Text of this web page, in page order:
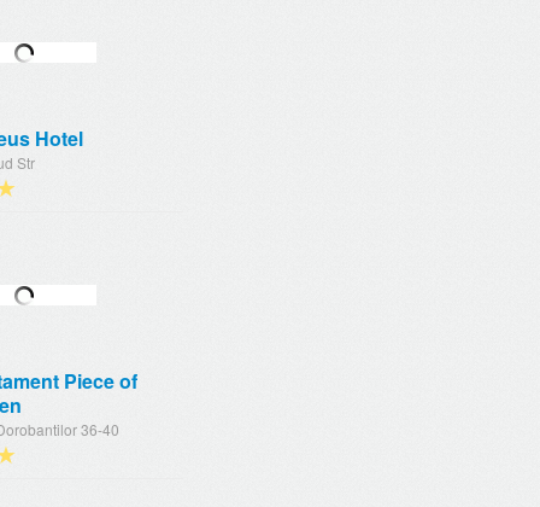
Hotel
Str
Piece of
36-40